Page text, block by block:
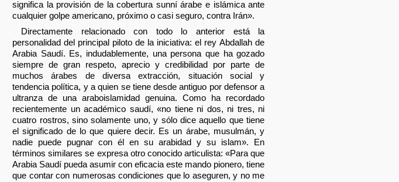
significa la provisión de la cobertura sunní árabe e islámica ante
cualquier golpe americano, próximo o casi seguro, contra Irán».
Directamente relacionado con todo lo anterior está la
personalidad del principal piloto de la iniciativa: el rey Abdallah de
Arabia Saudí. Es, indudablemente, una persona que ha gozado
siempre de gran respeto, aprecio y credibilidad por parte de
muchos árabes de diversa extracción, situación social y
tendencia política, y a quien se tiene desde antiguo por defensor a
ultranza de una araboislamidad genuina. Como ha recordado
recientemente un académico saudí, «no tiene ni dos, ni tres, ni
cuatro rostros, sino solamente uno, y sólo dice aquello que tiene
el significado de lo que quiere decir. Es un árabe, musulmán, y
nadie puede pugnar con él en su arabidad y su islam». En
términos similares se expresa otro conocido articulista: «Para que
Arabia Saudí pueda asumir con eficacia este mando pionero, tiene
que contar con numerosas condiciones que lo aseguren, y no me